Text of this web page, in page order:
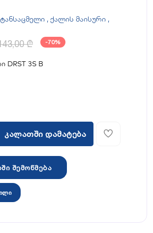
, ქალის მაისური ,
₾ -70%
DRST 3S B
კალათში დამატება
შემოწმება